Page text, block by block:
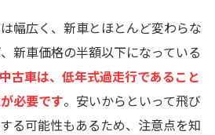
幅広く、新車とほとんど変わらな
新車価格の半額以下になっている
古車は、低年式過走行であること
必要です。安いからといって飛び
る可能性もあるため、注意点を知